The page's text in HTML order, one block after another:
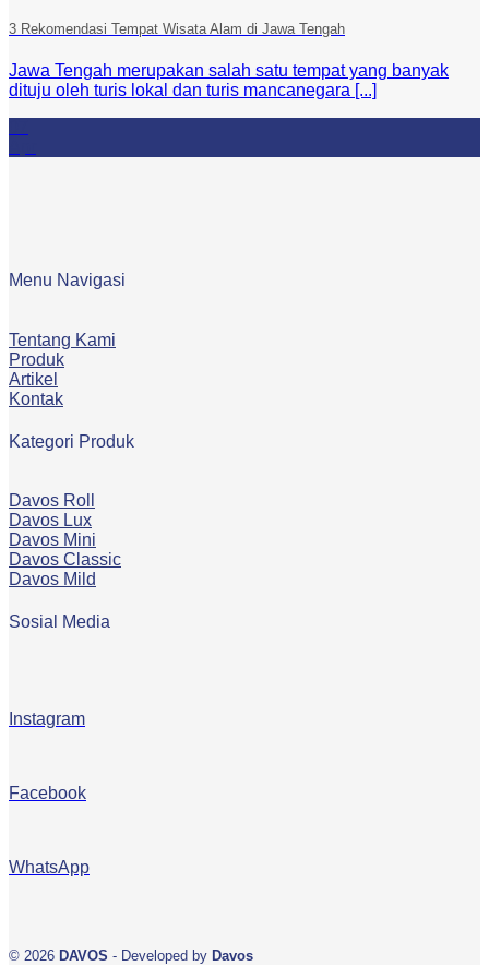
3 Rekomendasi Tempat Wisata Alam di Jawa Tengah
Jawa Tengah merupakan salah satu tempat yang banyak
dituju oleh turis lokal dan turis mancanegara [...]
Menu Navigasi
Tentang Kami
Produk
Artikel
Kontak
Kategori Produk
Davos Roll
Davos Lux
Davos Mini
Davos Classic
Davos Mild
Sosial Media
Instagram
Facebook
WhatsApp
© 2026 DAVOS - Developed by Davos